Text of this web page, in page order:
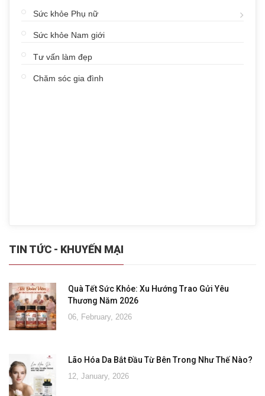
Sức khỏe Phụ nữ
Sức khỏe Nam giới
Tư vấn làm đẹp
Chăm sóc gia đình
TIN TỨC - KHUYẾN MẠI
Quà Tết Sức Khỏe: Xu Hướng Trao Gửi Yêu
Thương Năm 2026
06, February, 2026
Lão Hóa Da Bắt Đầu Từ Bên Trong Như Thế Nào?
12, January, 2026